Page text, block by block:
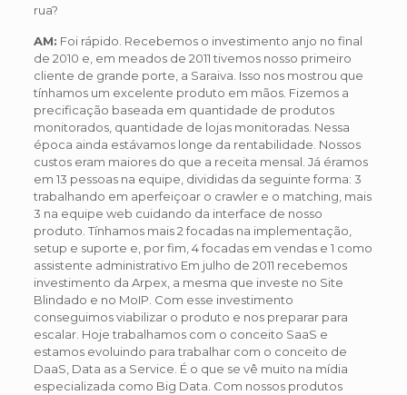
rua?
AM: Foi rápido. Recebemos o investimento anjo no final
de 2010 e, em meados de 2011 tivemos nosso primeiro
cliente de grande porte, a Saraiva. Isso nos mostrou que
tínhamos um excelente produto em mãos. Fizemos a
precificação baseada em quantidade de produtos
monitorados, quantidade de lojas monitoradas. Nessa
época ainda estávamos longe da rentabilidade. Nossos
custos eram maiores do que a receita mensal. Já éramos
em 13 pessoas na equipe, divididas da seguinte forma: 3
trabalhando em aperfeiçoar o crawler e o matching, mais
3 na equipe web cuidando da interface de nosso
produto. Tínhamos mais 2 focadas na implementação,
setup e suporte e, por fim, 4 focadas em vendas e 1 como
assistente administrativo Em julho de 2011 recebemos
investimento da Arpex, a mesma que investe no Site
Blindado e no MoIP. Com esse investimento
conseguimos viabilizar o produto e nos preparar para
escalar. Hoje trabalhamos com o conceito SaaS e
estamos evoluindo para trabalhar com o conceito de
DaaS, Data as a Service. É o que se vê muito na mídia
especializada como Big Data. Com nossos produtos